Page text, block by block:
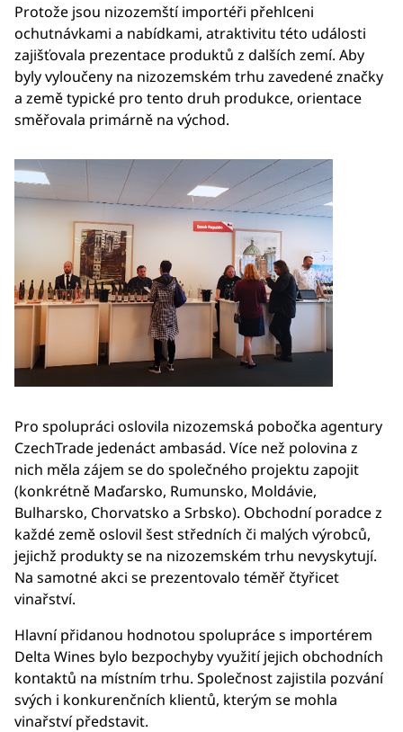
Protože jsou nizozemští importéři přehlceni
ochutnávkami a nabídkami, atraktivitu této události
zajišťovala prezentace produktů z dalších zemí. Aby
byly vyloučeny na nizozemském trhu zavedené značky
a země typické pro tento druh produkce, orientace
směřovala primárně na východ.
Pro spolupráci oslovila nizozemská pobočka agentury
CzechTrade jedenáct ambasád. Více než polovina z
nich měla zájem se do společného projektu zapojit
(konkrétně Maďarsko, Rumunsko, Moldávie,
Bulharsko, Chorvatsko a Srbsko). Obchodní poradce z
každé země oslovil šest středních či malých výrobců,
jejichž produkty se na nizozemském trhu nevyskytují.
Na samotné akci se prezentovalo téměř čtyřicet
vinařství.
Hlavní přidanou hodnotou spolupráce s importérem
Delta Wines bylo bezpochyby využití jejich obchodních
kontaktů na místním trhu. Společnost zajistila pozvání
svých i konkurenčních klientů, kterým se mohla
vinařství představit.